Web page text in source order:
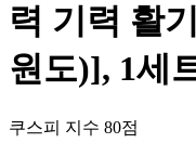
력 기력 활
원도)], 1세
쿠스피 지수 80점